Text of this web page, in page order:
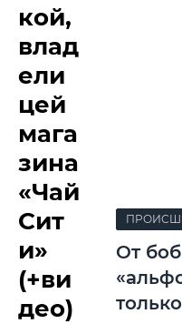
кой,
влад
ели
цей
мага
зина
«Чай
Сит
и»
(+ви
део)
От